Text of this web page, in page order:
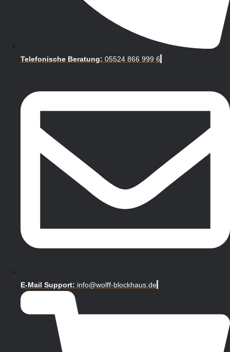
Telefonische Beratung: 05524 866 999 6
E-Mail Support: info@wolff-blockhaus.de